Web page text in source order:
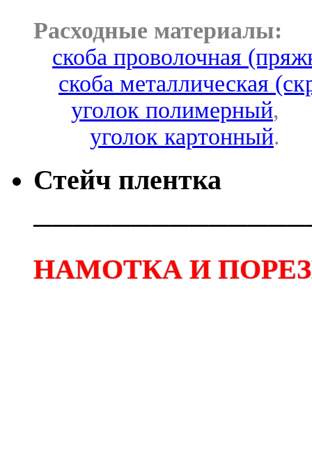
Расходные материалы:
скоба проволочная
скоба металлическая
уголок полимерный,
уголок картонный.
Стейч плентка
НАМОТКА И